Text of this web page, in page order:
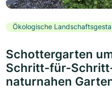
Ökologische
Schottergarten
Schritt-für-
naturnahen